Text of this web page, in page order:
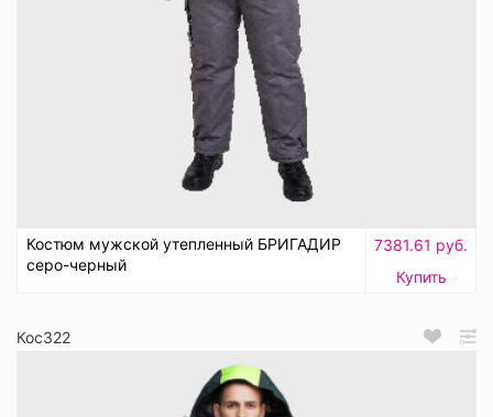
Костюм мужской утепленный БРИГАДИР
серо-черный
7381.61 руб.
Купить
Кос322